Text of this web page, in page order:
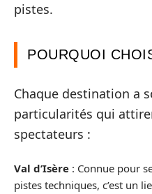
pistes.
POURQUOI
Chaque destination a
particularités qui
spectateurs :
Val d’Isère : Connue pour
pistes techniques, c’est un